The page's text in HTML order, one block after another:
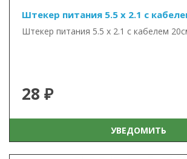
Штекер питания 5.5 х 2.1 с
Штекер питания 5.5 х 2.1 с кабелем
28 ₽
УВЕДОМИТЬ